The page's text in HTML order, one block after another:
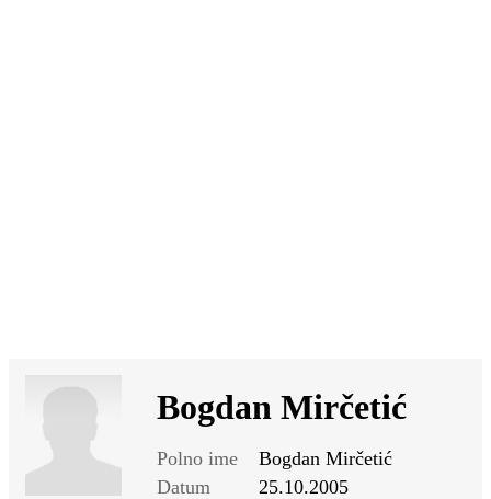
Bogdan Mirčetić
Polno ime
Bogdan Mirčetić
Datum
25.10.2005